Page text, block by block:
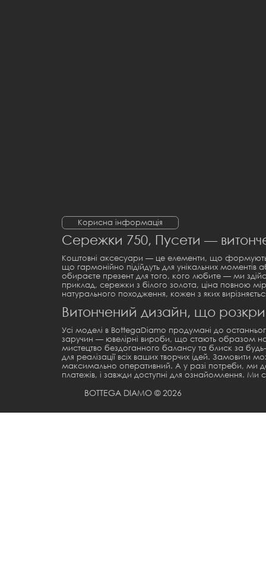
Корисна інформація
Сережки 750, Пусети —
Коштовні аксесуари — це елементи, що формують
що гармонійно підійдуть для унікальних
обираєте презент для того, кого любите — ми
приклад, сережки з білого золота, ціна повною
натурального походження, кожен з яких
Витончений дизайн, що
Усі моделі в BottegaDiamo продумані до
заручин — ювелірні вироби, що стають образом
мистецтво бездоганного балансу та блиск за
для реалізації всіх ваших творчих ідей.
максимально оперативний. А у разі потреби, ми
платежів, і завжди доступні для ознайомлення.
BOTTEGA DIAMO © 2026